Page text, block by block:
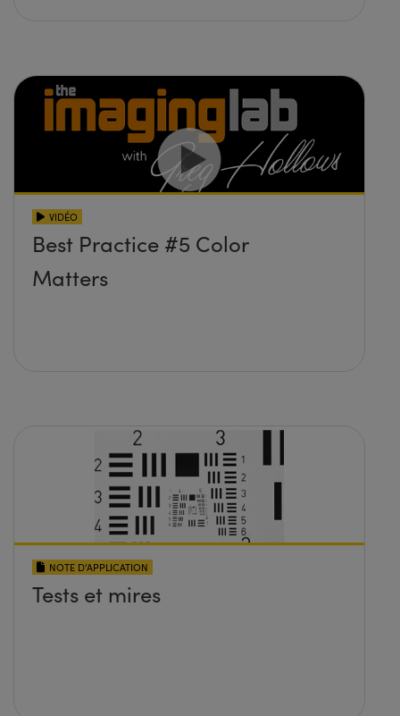
VIDÉO
Best Practice #5 Color
Matters
NOTE D’APPLICATION
Tests et mires